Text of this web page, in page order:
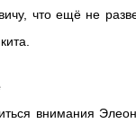
что ещё не
внимания